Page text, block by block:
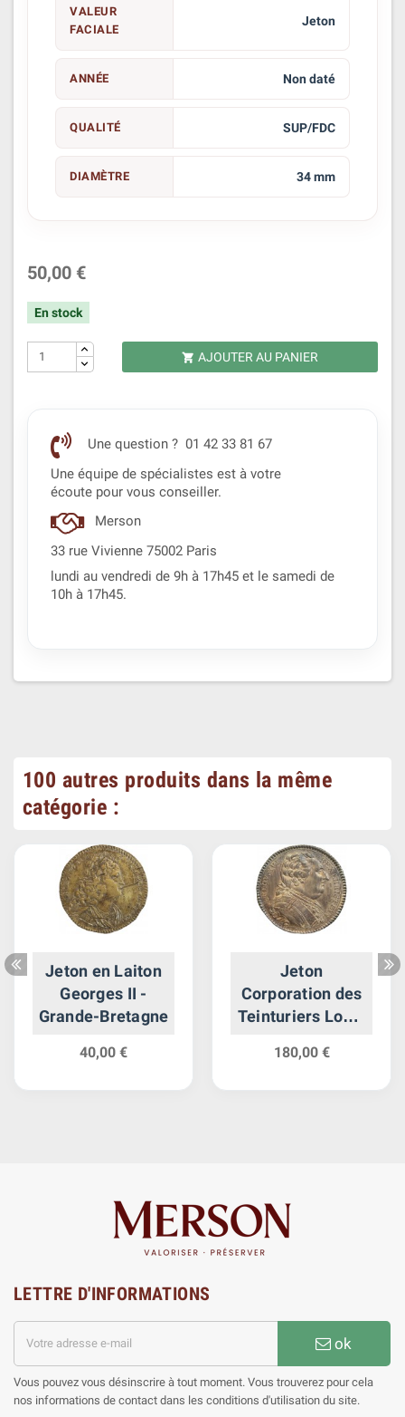
VALEUR
FACIALE
Jeton
ANNÉE Non daté
QUALITÉ SUP/FDC
DIAMÈTRE 34 mm
50,00 €
En stock
 AJOUTER AU PANIER
Une question ? 01 42 33 81 67
Une équipe de spécialistes est à votre
écoute pour vous conseiller.
Merson
33 rue Vivienne 75002 Paris
lundi au vendredi de 9h à 17h45 et le samedi de
10h à 17h45.
100 autres produits dans la même
catégorie :
Jeton en Laiton
Georges II -
Grande-Bretagne
40,00 €
Jeton
Corporation des
Teinturiers Louis
180,00 €
LETTRE D'INFORMATIONS
ok
Vous pouvez vous désinscrire à tout moment. Vous trouverez pour cela
nos informations de contact dans les conditions d'utilisation du site.